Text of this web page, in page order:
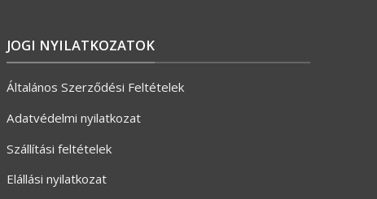
JOGI NYILATKOZATOK
Általános Szerződési Feltételek
Adatvédelmi nyilatkozat
Szállítási feltételek
Elállási nyilatkozat